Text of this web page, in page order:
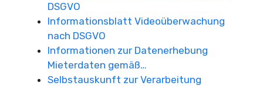
DSGVO
Informationsblatt Videoüberwachung
nach DSGVO
Informationen zur Datenerhebung
Mieterdaten gemäß…
Selbstauskunft zur Verarbeitung